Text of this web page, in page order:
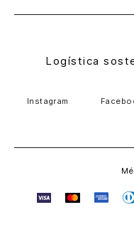
Logística
Instagram